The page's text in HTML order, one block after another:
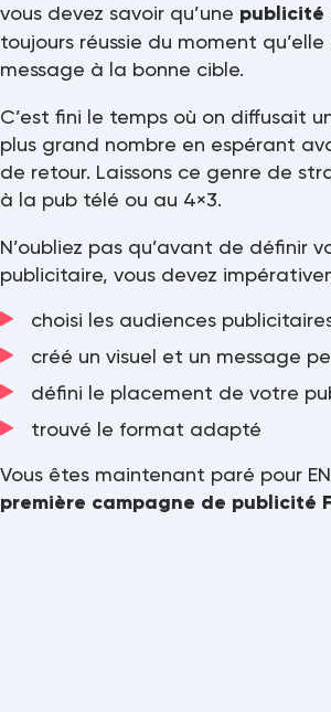
vous devez savoir qu’une publicité
toujours réussie du moment
message à la bonne cible.
C’est fini le temps où on diffusait
plus grand nombre en espérant
de retour. Laissons ce genre de
à la pub télé ou au 4×3.
N’oubliez pas qu’avant de définir
publicitaire, vous devez
choisi les audiences
créé un visuel et un message
défini le placement de votre
trouvé le format adapté
Vous êtes maintenant paré pour
première campagne de publicité